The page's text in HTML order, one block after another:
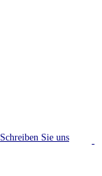
Schreiben Sie uns